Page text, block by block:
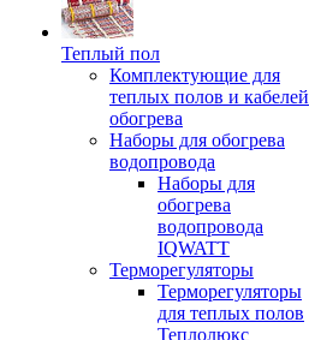
Теплый пол
Комплектующие для
теплых полов и кабелей
обогрева
Наборы для обогрева
водопровода
Наборы для
обогрева
водопровода
IQWATT
Терморегуляторы
Терморегуляторы
для теплых полов
Теплолюкс